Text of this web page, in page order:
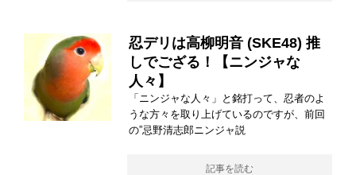
忍デリは高柳明音 (SKE48) 推
しでござる！【ニンジャな
人々】
「ニンジャな人々」と銘打って、忍者のよ
うな方々を取り上げているのですが、前回
の”忌野清志郎ニンジャ説
記事を読む